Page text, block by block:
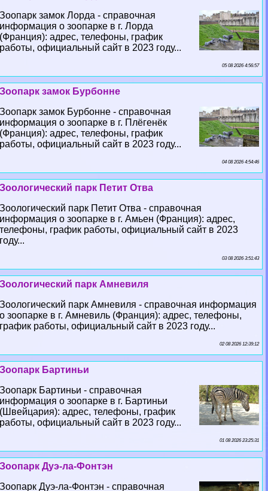
Зоопарк замок Лорда - справочная
информация о зоопарке в г. Лорда
(Франция): адрес, телефоны, график
работы, официальный сайт в 2023 году...
05 08 2026 4:56:57
Зоопарк замок Бурбонне
Зоопарк замок Бурбонне - справочная
информация о зоопарке в г. Плёгенёк
(Франция): адрес, телефоны, график
работы, официальный сайт в 2023 году...
04 08 2026 4:54:46
Зоологический парк Петит Отва
Зоологический парк Петит Отва - справочная
информация о зоопарке в г. Амьен (Франция): адрес,
телефоны, график работы, официальный сайт в 2023
году...
03 08 2026 3:51:43
Зоологический парк Амневиля
Зоологический парк Амневиля - справочная информация
о зоопарке в г. Амневиль (Франция): адрес, телефоны,
график работы, официальный сайт в 2023 году...
02 08 2026 12:39:12
Зоопарк Бартиньи
Зоопарк Бартиньи - справочная
информация о зоопарке в г. Бартиньи
(Швейцария): адрес, телефоны, график
работы, официальный сайт в 2023 году...
01 08 2026 23:25:31
Зоопарк Дуэ-ла-Фонтэн
Зоопарк Дуэ-ла-Фонтэн - справочная